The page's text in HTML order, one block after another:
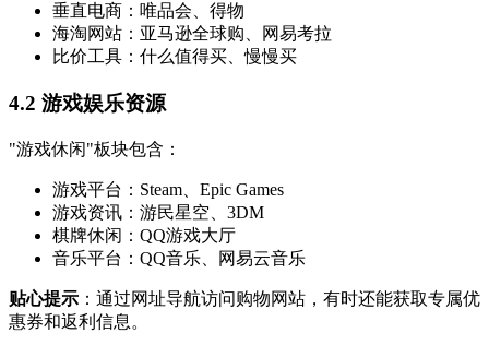
垂直电商：唯品会、得物
海淘网站：亚马逊全球购、网易考拉
比价工具：什么值得买、慢慢买
4.2 游戏娱乐资源
"游戏休闲"板块包含：
游戏平台：Steam、Epic Games
游戏资讯：游民星空、3DM
棋牌休闲：QQ游戏大厅
音乐平台：QQ音乐、网易云音乐
贴心提示 ：通过网址导航访问购物网站，有时还能获取专属优
惠券和返利信息。